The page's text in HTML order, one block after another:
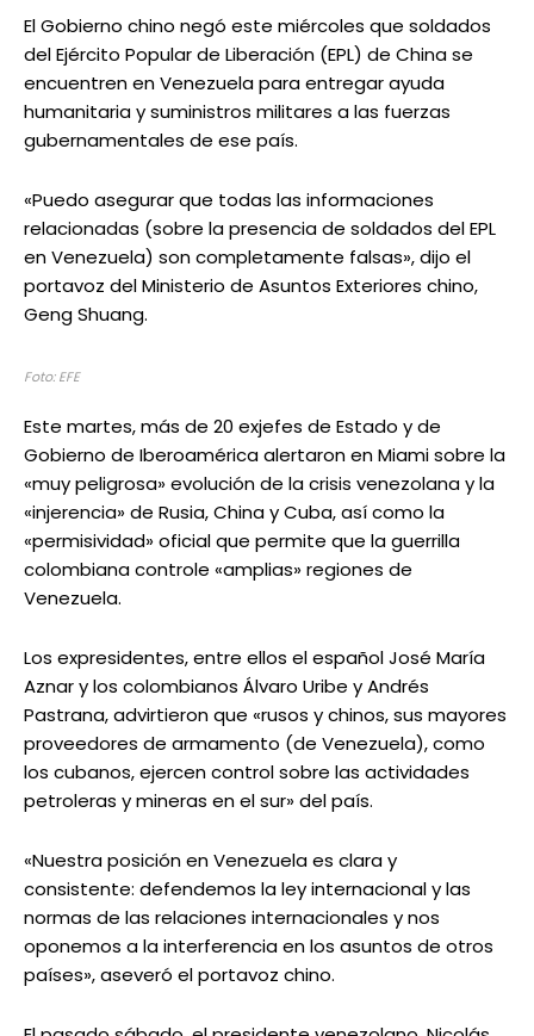
El Gobierno chino negó este miércoles que soldados
del Ejército Popular de Liberación (EPL) de China se
encuentren en Venezuela para entregar ayuda
humanitaria y suministros militares a las fuerzas
gubernamentales de ese país.
«Puedo asegurar que todas las informaciones
relacionadas (sobre la presencia de soldados del EPL
en Venezuela) son completamente falsas», dijo el
portavoz del Ministerio de Asuntos Exteriores chino,
Geng Shuang.
Foto: EFE
Este martes, más de 20 exjefes de Estado y de
Gobierno de Iberoamérica alertaron en Miami sobre la
«muy peligrosa» evolución de la crisis venezolana y la
«injerencia» de Rusia, China y Cuba, así como la
«permisividad» oficial que permite que la guerrilla
colombiana controle «amplias» regiones de
Venezuela.
Los expresidentes, entre ellos el español José María
Aznar y los colombianos Álvaro Uribe y Andrés
Pastrana, advirtieron que «rusos y chinos, sus mayores
proveedores de armamento (de Venezuela), como
los cubanos, ejercen control sobre las actividades
petroleras y mineras en el sur» del país.
«Nuestra posición en Venezuela es clara y
consistente: defendemos la ley internacional y las
normas de las relaciones internacionales y nos
oponemos a la interferencia en los asuntos de otros
países», aseveró el portavoz chino.